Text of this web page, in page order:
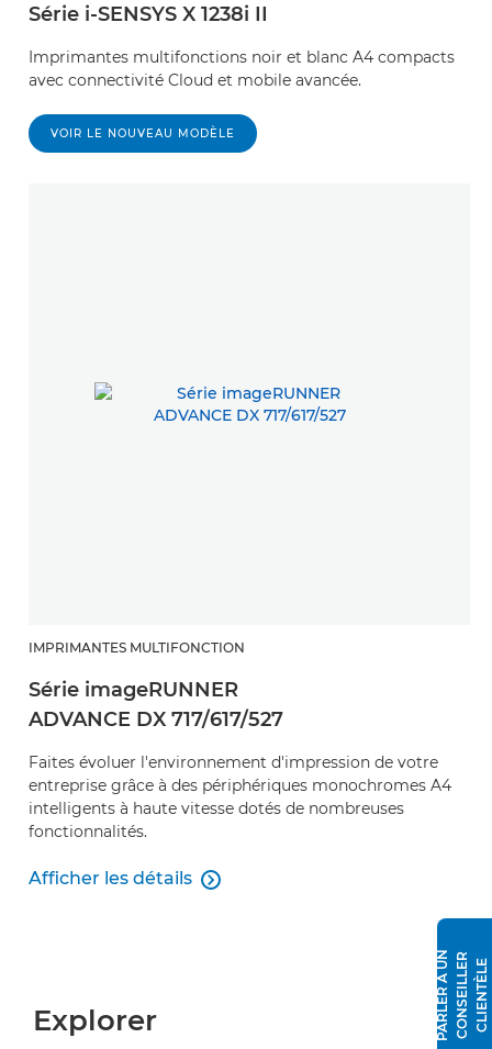
Série i-SENSYS X 1238i II
Imprimantes multifonctions noir et blanc A4 compacts
avec connectivité Cloud et mobile avancée.
VOIR LE NOUVEAU MODÈLE
IMPRIMANTES MULTIFONCTION
Série imageRUNNER
ADVANCE DX 717/617/527
Faites évoluer l'environnement d'impression de votre
entreprise grâce à des périphériques monochromes A4
intelligents à haute vitesse dotés de nombreuses
fonctionnalités.
Afficher les détails
Afficher les détails

Explorer P
A
R
L
E
R
À U
N
C
O
N
S
E
I
L
L
E
R
C
L
I
E
N
T
È
L E